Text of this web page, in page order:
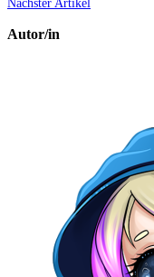
Nächster Artikel
Autor/in